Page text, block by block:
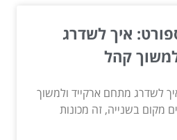
איך לשדרג
קהל
לשדרג מתחם ארקייד ולמשוך
בשנייה, זה מכונות